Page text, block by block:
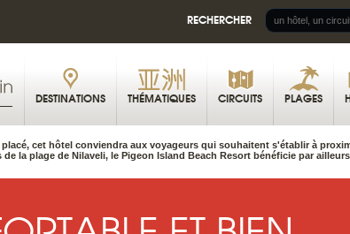
RECHERCHER
DESTINATIONS THÉMATIQUES CIRCUITS PLAGES
cet hôtel conviendra aux voyageurs qui souhaitent s'établir à
la plage de Nilaveli, le Pigeon Island Beach Resort bénéficie par